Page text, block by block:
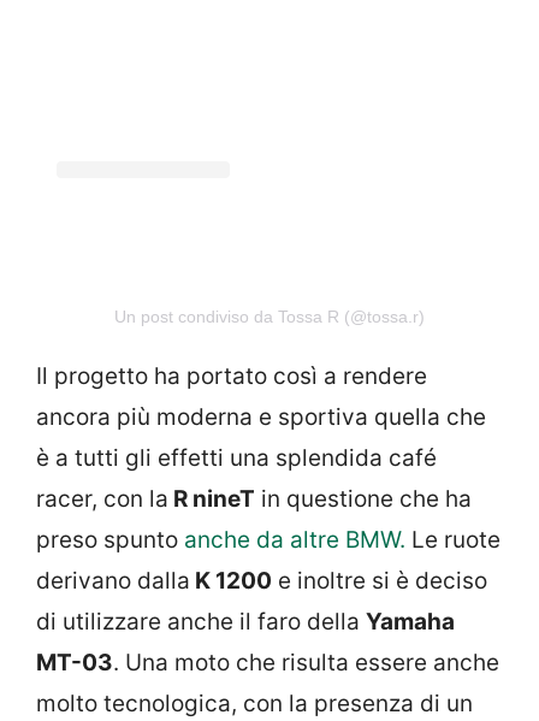
Un post condiviso da Tossa R (@tossa.r)
Il progetto ha portato così a rendere
ancora più moderna e sportiva quella che
è a tutti gli effetti una splendida café
racer, con la R nineT in questione che ha
preso spunto anche da altre BMW. Le ruote
derivano dalla K 1200 e inoltre si è deciso
di utilizzare anche il faro della Yamaha
MT-03. Una moto che risulta essere anche
molto tecnologica, con la presenza di un